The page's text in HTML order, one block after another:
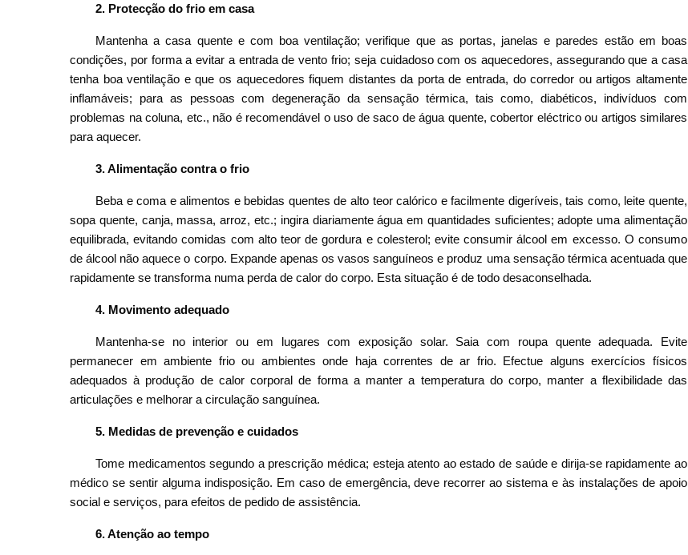
2. Protecção do frio em casa
Mantenha a casa quente e com boa ventilação; verifique que as portas, janelas e paredes estão em boas
condições, por forma a evitar a entrada de vento frio; seja cuidadoso com os aquecedores, assegurando que a casa
tenha boa ventilação e que os aquecedores fiquem distantes da porta de entrada, do corredor ou artigos altamente
inflamáveis; para as pessoas com degeneração da sensação térmica, tais como, diabéticos, indivíduos com
problemas na coluna, etc., não é recomendável o uso de saco de água quente, cobertor eléctrico ou artigos similares
para aquecer.
3. Alimentação contra o frio
Beba e coma e alimentos e bebidas quentes de alto teor calórico e facilmente digeríveis, tais como, leite quente,
sopa quente, canja, massa, arroz, etc.; ingira diariamente água em quantidades suficientes; adopte uma alimentação
equilibrada, evitando comidas com alto teor de gordura e colesterol; evite consumir álcool em excesso. O consumo
de álcool não aquece o corpo. Expande apenas os vasos sanguíneos e produz uma sensação térmica acentuada que
rapidamente se transforma numa perda de calor do corpo. Esta situação é de todo desaconselhada.
4. Movimento adequado
Mantenha-se no interior ou em lugares com exposição solar. Saia com roupa quente adequada. Evite
permanecer em ambiente frio ou ambientes onde haja correntes de ar frio. Efectue alguns exercícios físicos
adequados à produção de calor corporal de forma a manter a temperatura do corpo, manter a flexibilidade das
articulações e melhorar a circulação sanguínea.
5. Medidas de prevenção e cuidados
Tome medicamentos segundo a prescrição médica; esteja atento ao estado de saúde e dirija-se rapidamente ao
médico se sentir alguma indisposição. Em caso de emergência, deve recorrer ao sistema e às instalações de apoio
social e serviços, para efeitos de pedido de assistência.
6. Atenção ao tempo